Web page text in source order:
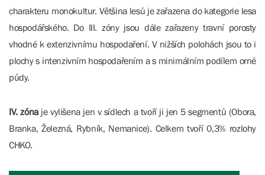
charakteru monokultur. Většina lesů je zařazena do kategorie lesa
hospodářského. Do III. zóny jsou dále zařazeny travní porosty
vhodné k extenzivnímu hospodaření. V nižších polohách jsou to i
plochy s intenzivním hospodařením a s minimálním podílem orné
půdy.
IV. zónaje vylišena jen v sídlech a tvoří ji jen 5 segmentů (Obora,
Branka, Železná, Rybník, Nemanice). Celkem tvoří 0,3% rozlohy
CHKO.